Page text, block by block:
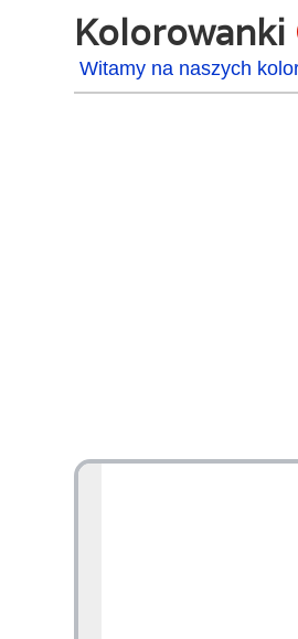
Kolorowanki
Witamy na naszych